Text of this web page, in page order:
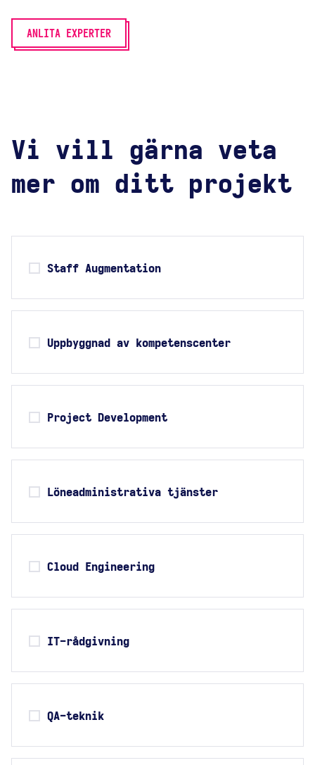
ANLITA EXPERTER
Vi vill gärna veta
mer om ditt projekt
Staff Augmentation
Uppbyggnad av kompetenscenter
Project Development
Löneadministrativa tjänster
Cloud Engineering
IT-rådgivning
QA-teknik